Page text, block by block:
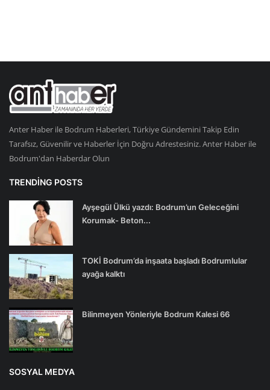
Anter Haber ile Bodrum Haberleri, Türkiye Gündemini Takip Edin
Tarafsız, Güvenilir ve Haberler İçin Doğru Adrestesiniz. Anter Haber ile
Bodrum'dan Haberdar Olun
TRENDING POSTS
Ayşegül Ülkü yazdı: Bodrum’un Geleceğini
Korumak- Beton...
TOKİ Bodrum’da inşaata başladı Bodrumlular
ayağa kalktı
Bilinmeyen Yönleriyle Bodrum Kalesi 66
SOSYAL MEDYA